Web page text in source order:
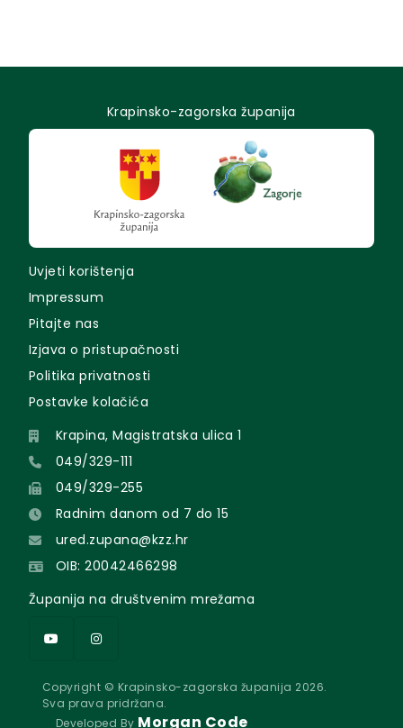
Krapinsko-zagorska županija
Uvjeti korištenja
Impressum
Pitajte nas
Izjava o pristupačnosti
Politika privatnosti
Postavke kolačića
Krapina, Magistratska ulica 1
049/329-111
049/329-255
Radnim danom od 7 do 15
ured.zupana@kzz.hr
OIB: 20042466298
Županija na društvenim mrežama
Copyright © Krapinsko-zagorska županija 2026.
Sva prava pridržana.
Developed By Morgan Code